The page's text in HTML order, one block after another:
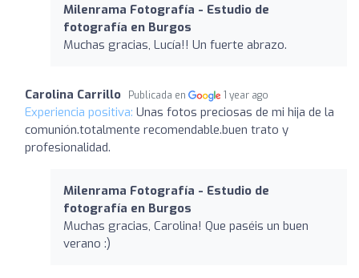
Milenrama Fotografía - Estudio de
fotografía en Burgos
Muchas gracias, Lucía!! Un fuerte abrazo.
Carolina Carrillo Publicada en 1 year ago
Experiencia positiva: Unas fotos preciosas de mi hija de la
comunión.totalmente recomendable.buen trato y
profesionalidad.
Milenrama Fotografía - Estudio de
fotografía en Burgos
Muchas gracias, Carolina! Que paséis un buen
verano :)